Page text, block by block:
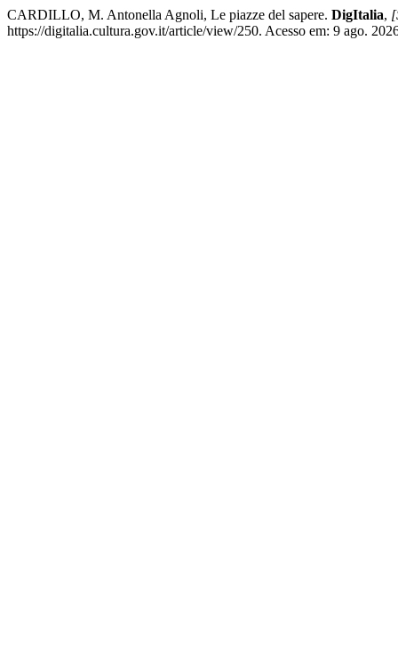
CARDILLO, M. Antonella Agnoli, Le piazze del sapere. DigItalia,
https://digitalia.cultura.gov.it/article/view/250. Acesso em: 9 ago.